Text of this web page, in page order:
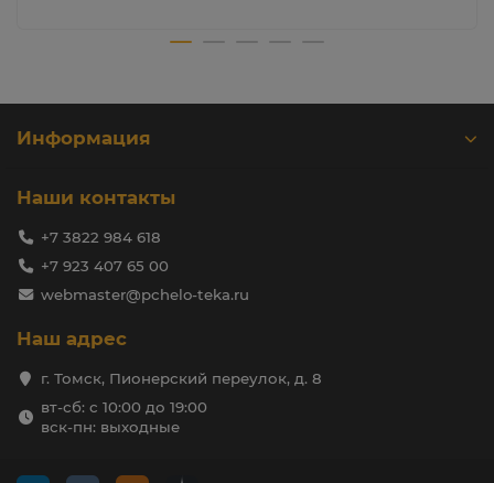
Информация
Наши контакты
+7 3822 984 618
+7 923 407 65 00
webmaster@pchelo-teka.ru
Наш адрес
г. Томск, Пионерский переулок, д. 8
вт-сб: с 10:00 до 19:00
вск-пн: выходные